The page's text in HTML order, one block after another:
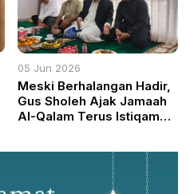
05 Jun 2026
Meski Berhalangan Hadir,
Gus Sholeh Ajak Jamaah
Al-Qalam Terus Istiqamah